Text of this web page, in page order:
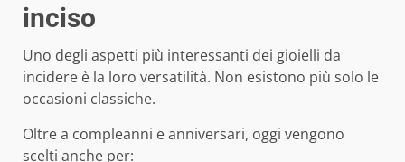
inciso
Uno degli aspetti più interessanti dei gioielli da
incidere è la loro versatilità. Non esistono più solo le
occasioni classiche.
Oltre a compleanni e anniversari, oggi vengono
scelti anche per: